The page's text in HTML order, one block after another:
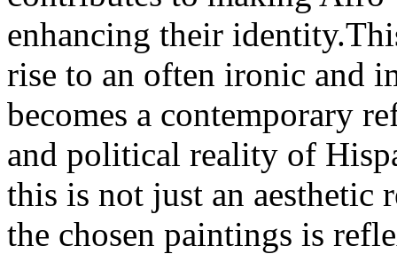
enhancing their
rise to an often ironic and
becomes a contemporary
and political reality of
this is not just an aesthetic
the chosen paintings is